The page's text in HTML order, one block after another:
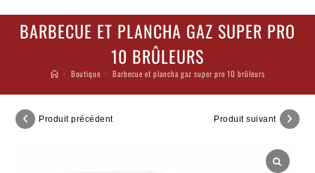
BARBECUE ET PLANCHA GAZ SUPER PRO
10 BRÛLEURS
> Boutique > Barbecue et plancha gaz super pro 10 brûleurs
Produit précédent Produit suivant